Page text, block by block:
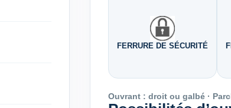
FERRURE DE SÉCURITÉ
Ouvrant : droit ou galbé ·